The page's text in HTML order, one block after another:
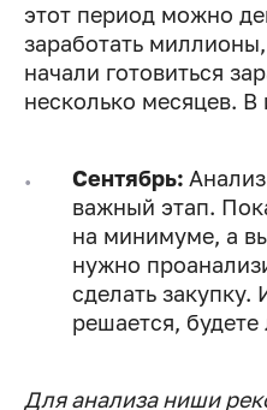
этот период можно
заработать
начали готовиться
несколько месяцев. В
Сентябрь:
важный этап.
на минимуме, а
нужно
сделать закупку.
решается,
Для анализа ниши